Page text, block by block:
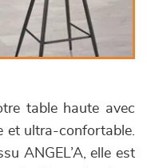
table haute avec
et ultra-confortable.
ANGEL’A, elle est